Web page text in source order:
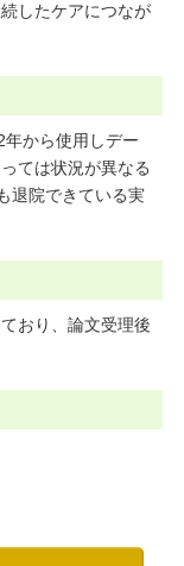
したケアにつなが
から使用しデー
ては状況が異なる
退院できている実
おり、論文受理後